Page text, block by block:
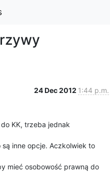
24 Dec 2012 1:44 p.m.
KK, trzeba jednak
inne opcje. Aczkolwiek to
mieć osobowość prawną do